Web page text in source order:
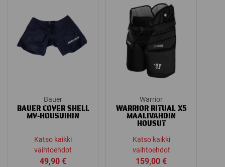
Bauer
BAUER COVER SHELL
MV-HOUSUIHIN
Katso kaikki
vaihtoehdot
49,90€
Warrior
WARRIOR RITUAL X5
MAALIVAHDIN
HOUSUT
Katso kaikki
vaihtoehdot
159,00€